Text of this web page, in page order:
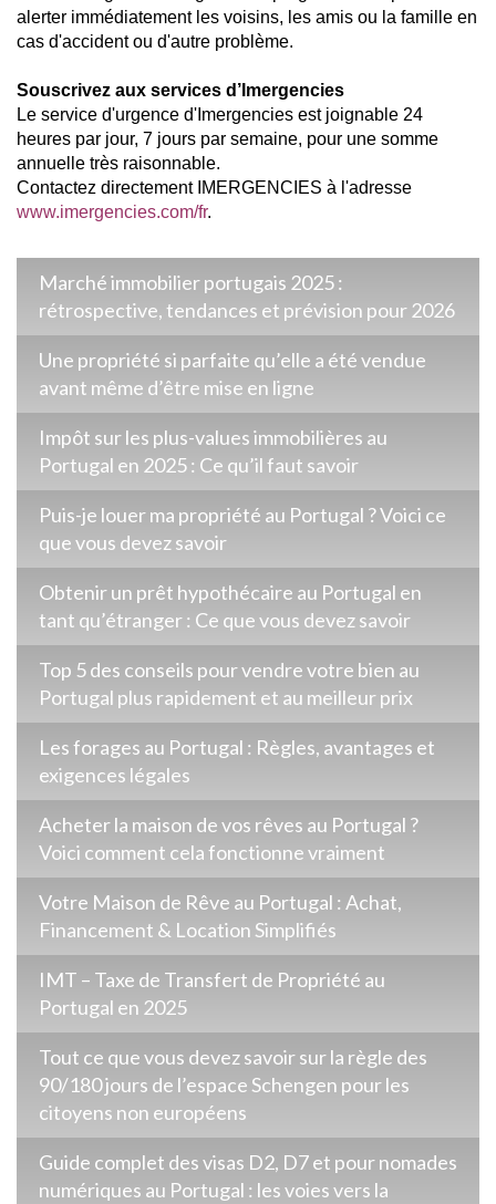
alerter immédiatement les voisins, les amis ou la famille en
cas d'accident ou d'autre problème.
Souscrivez aux services d’Imergencies
Le service d'urgence d'Imergencies est joignable 24
heures par jour, 7 jours par semaine, pour une somme
annuelle très raisonnable.
Contactez directement IMERGENCIES à l'adresse
www.imergencies.com/fr.
Marché immobilier portugais 2025 :
rétrospective, tendances et prévision pour 2026
Une propriété si parfaite qu’elle a été vendue
avant même d’être mise en ligne
Impôt sur les plus-values immobilières au
Portugal en 2025 : Ce qu’il faut savoir
Puis-je louer ma propriété au Portugal ? Voici ce
que vous devez savoir
Obtenir un prêt hypothécaire au Portugal en
tant qu’étranger : Ce que vous devez savoir
Top 5 des conseils pour vendre votre bien au
Portugal plus rapidement et au meilleur prix
Les forages au Portugal : Règles, avantages et
exigences légales
Acheter la maison de vos rêves au Portugal ?
Voici comment cela fonctionne vraiment
Votre Maison de Rêve au Portugal : Achat,
Financement & Location Simplifiés
IMT – Taxe de Transfert de Propriété au
Portugal en 2025
Tout ce que vous devez savoir sur la règle des
90/180 jours de l’espace Schengen pour les
citoyens non européens
Guide complet des visas D2, D7 et pour nomades
numériques au Portugal : les voies vers la